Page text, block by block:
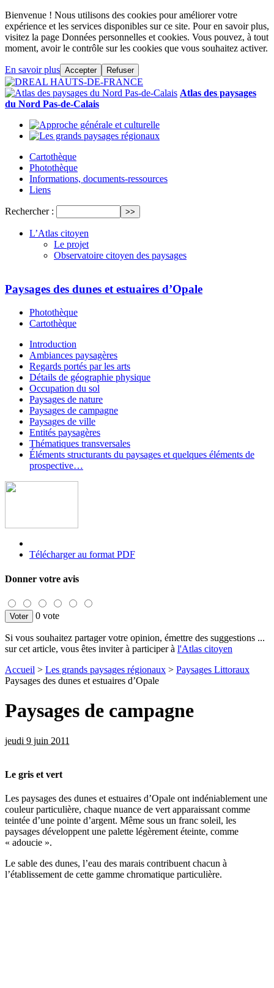
Bienvenue ! Nous utilisons des cookies pour améliorer votre
expérience et les services disponibles sur ce site. Pour en savoir plus,
visitez la page Données personnelles et cookies. Vous pouvez, à tout
moment, avoir le contrôle sur les cookies que vous souhaitez activer.
En savoir plus Accepter Refuser
Atlas des paysages
du Nord Pas-de-Calais
Cartothèque
Photothèque
Informations, documents-ressources
Liens
Rechercher :
L’Atlas citoyen
Le projet
Observatoire citoyen des paysages
Paysages des dunes et estuaires d’Opale
Photothèque
Cartothèque
Introduction
Ambiances paysagères
Regards portés par les arts
Détails de géographie physique
Occupation du sol
Paysages de nature
Paysages de campagne
Paysages de ville
Entités paysagères
Thématiques transversales
Éléments structurants du paysages et quelques éléments de
prospective…
Télécharger au format PDF
Donner votre avis
0 vote
Si vous souhaitez partager votre opinion, émettre des suggestions ...
sur cet article, vous êtes inviter à participer à l'Atlas citoyen
Accueil > Les grands paysages régionaux > Paysages Littoraux
Paysages des dunes et estuaires d’Opale
Paysages de campagne
jeudi 9 juin 2011
Le gris et vert
Les paysages des dunes et estuaires d’Opale ont indéniablement une
couleur particulière, chaque nuance de vert apparaissant comme
teintée d’une pointe d’argent. Même sous un franc soleil, les
paysages développent une palette légèrement éteinte, comme
« adoucie ».
Le sable des dunes, l’eau des marais contribuent chacun à
l’établissement de cette gamme chromatique particulière.